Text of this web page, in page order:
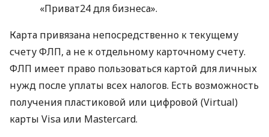
«Приват24 для бизнеса».
Карта привязана непосредственно к текущему
счету ФЛП, а не к отдельному карточному счету.
ФЛП имеет право пользоваться картой для личных
нужд после уплаты всех налогов. Есть возможность
получения пластиковой или цифровой (Virtual)
карты Visa или Mastercard.